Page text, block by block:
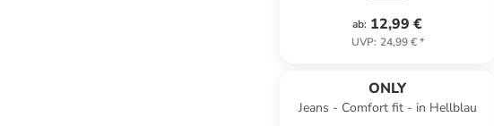
ab: 12,99 €
UVP: 24,99 €*
ONLY
Jeans - Comfort fit - in Hellblau